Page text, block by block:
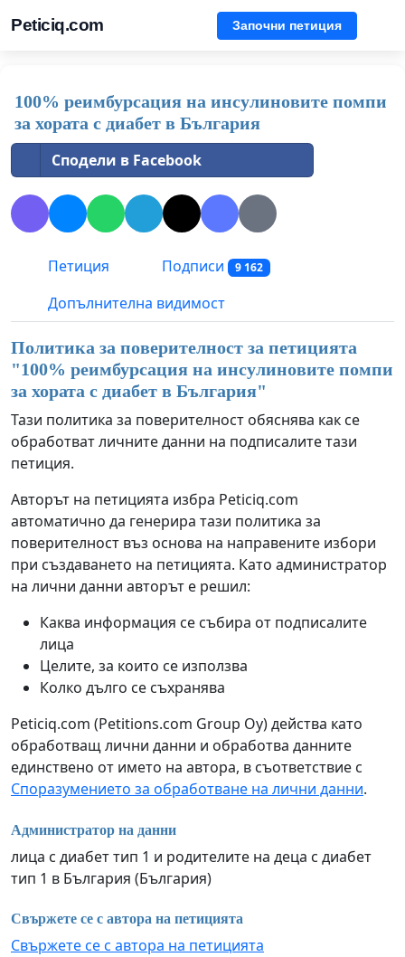
Peticiq.com Започни петиция
100% реимбурсация на инсулиновите помпи
за хората с диабет в България
Сподели в Facebook
Петиция Подписи 9 162
Допълнителна видимост
Политика за поверителност за петицията
"100% реимбурсация на инсулиновите помпи
за хората с диабет в България"
Тази политика за поверителност обяснява как се
обработват личните данни на подписалите тази
петиция.
Авторът на петицията избра Peticiq.com
автоматично да генерира тази политика за
поверителност въз основа на направените избори
при създаването на петицията. Като администратор
на лични данни авторът е решил:
Каква информация се събира от подписалите
лица
Целите, за които се използва
Колко дълго се съхранява
Peticiq.com (Petitions.com Group Oy) действа като
обработващ лични данни и обработва данните
единствено от името на автора, в съответствие с
Споразумението за обработване на лични данни.
Администратор на данни
лица с диабет тип 1 и родителите на деца с диабет
тип 1 в България (България)
Свържете се с автора на петицията
Свържете се с автора на петицията